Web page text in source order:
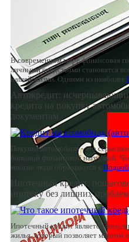
В современном мире финансовая
личными средствами становятся
нашей жизни. Одними из наиболее
Автокредит:
кредита на покупку
документам
Покупка автомобиля - это
большой финансовой нагрузкой.
многие люди обращаются к
Ипотечный кредит:
ипотеку без лишних проблем
Ипотечный кредит является
жилья, который позволяет многим